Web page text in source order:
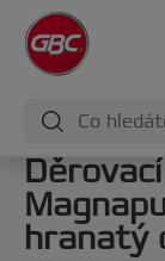
hranatý